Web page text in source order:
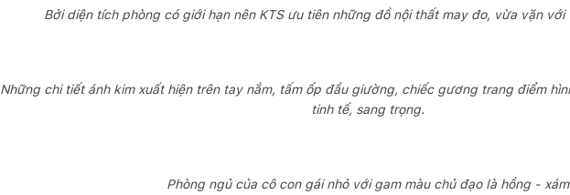
Bởi diện tích phòng có giới hạn nên KTS ưu tiên những đồ nội thất may đo, vừa vặn
Những chi tiết ánh kim xuất hiện trên tay nắm, tấm ốp đầu giường, chiếc gương trang điểm
tinh tế, sang trọng.
Phòng ngủ của cô con gái nhỏ với gam màu chủ đạo là hồng - xám